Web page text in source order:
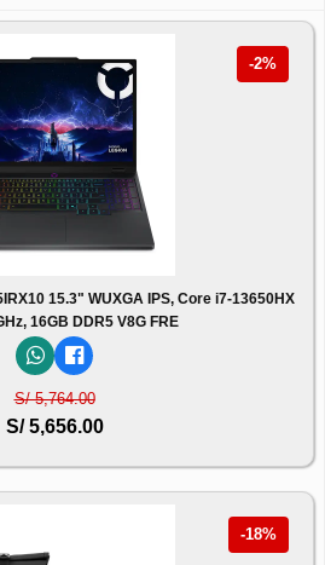
-2%
15.3" WUXGA IPS, Core i7-13650HX
16GB DDR5 V8G FRE
S/ 5,764.00
S/ 5,656.00
-18%